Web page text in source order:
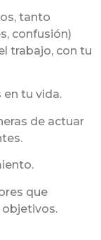
tanto
confusión)
trabajo, con tu
tu vida.
de actuar
que
objetivos.